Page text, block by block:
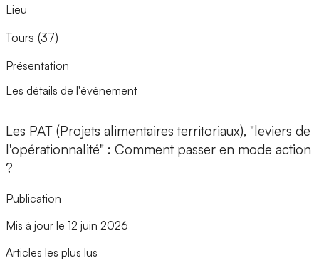
Lieu
Tours (37)
Présentation
Les détails de l'événement
Les PAT (Projets alimentaires territoriaux), "leviers de
l'opérationnalité" : Comment passer en mode action
?
Publication
Mis à jour le 12 juin 2026
Articles les plus lus